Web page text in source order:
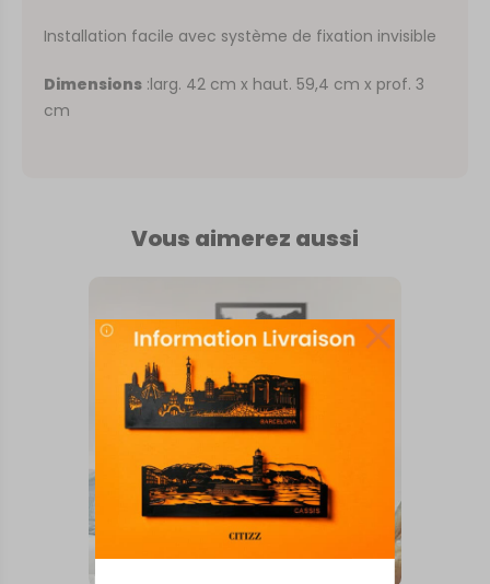
Installation facile avec système de fixation invisible
Dimensions :larg. 42 cm x haut. 59,4 cm x prof. 3
cm
Vous aimerez aussi